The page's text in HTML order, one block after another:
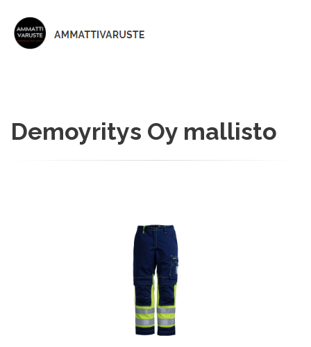
Demoyritys Oy mallisto